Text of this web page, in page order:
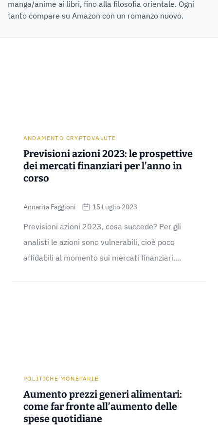
manga/anime ai libri, fino alla filosofia orientale. Ogni
tanto compare su Amazon con un romanzo nuovo.
ANDAMENTO CRYPTOVALUTE
Previsioni azioni 2023: le prospettive
dei mercati finanziari per l’anno in
corso
Annarita Faggioni 15 Luglio 2023
Previsioni azioni 2023, cosa succede? Per gli
analisti le azioni sono vulnerabili, cioè poco
affidabili al momento sui mercati finanziari....
POLITICHE MONETARIE
Aumento prezzi generi alimentari:
come far fronte all’aumento delle
spese quotidiane